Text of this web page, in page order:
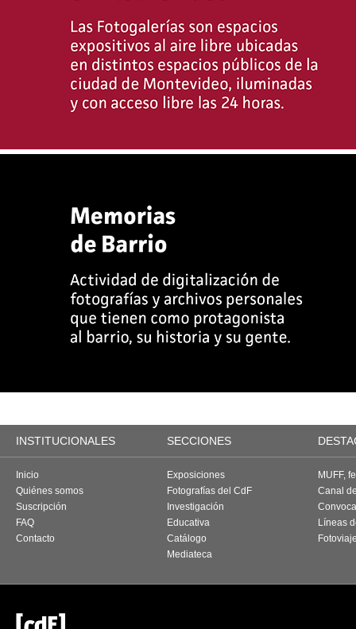
INSTITUCIONALES SECCIONES
Inicio
Quiénes somos
Suscripción
FAQ
Contacto
Exposiciones
Fotografías del CdF
Investigación
Educativa
Catálogo
Mediateca
MUFF,
Canal
Líneas